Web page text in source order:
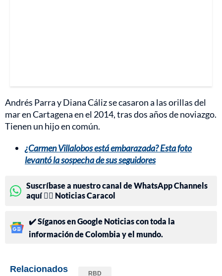
Andrés Parra y Diana Cáliz se casaron a las orillas del
mar en Cartagena en el 2014, tras dos años de noviazgo.
Tienen un hijo en común.
¿Carmen Villalobos está embarazada? Esta foto
levantó la sospecha de sus seguidores
Suscríbase a nuestro canal de WhatsApp Channels
aquí 👉🏻 Noticias Caracol
✔️ Síganos en Google Noticias con toda la
información de Colombia y el mundo.
Relacionados RBD